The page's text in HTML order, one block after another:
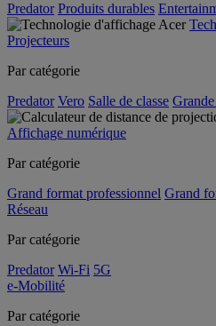
Predator Produits durables
Projecteurs
Par catégorie
Predator Vero Salle de classe
Affichage numérique
Par catégorie
Grand format professionnel Grand
Réseau
Par catégorie
Predator Wi-Fi 5G
e-Mobilité
Par catégorie